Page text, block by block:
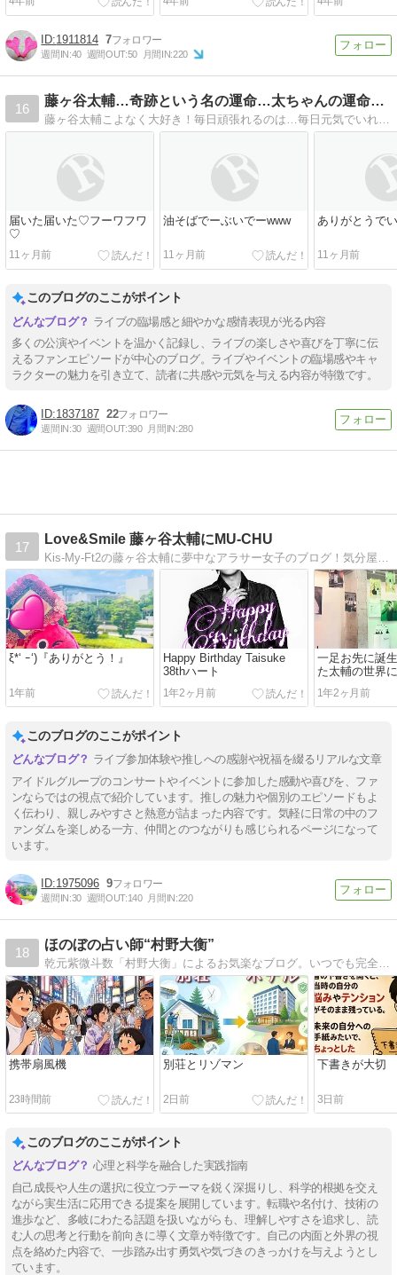
1911814 7
週間IN:40 週間OUT:50 月間IN:220
16
藤ヶ谷太輔…奇跡という名の運命…太ちゃんの運命girl…
藤ヶ谷太輔こよなく大好き！毎日頑張れるのは…毎日元気でいれるのは全部太ちゃんのお陰…太ちゃんがいてくれるから…さぉリンゴはいます！
届いた届いた♡フーワフワ
♡
11ヶ月前
油そばでーぶいでーwww
11ヶ月前
ありがとうで
11ヶ月前
このブログのここがポイント
ライブの臨場感と細やかな感情表現が光る内容
多くの公演やイベントを温かく記録し、ライブの楽しさや喜びを丁寧に伝
えるファンエピソードが中心のブログ。ライブやイベントの臨場感やキャ
ラクターの魅力を引き立て、読者に共感や元気を与える内容が特徴です。
1837187 22
週間IN:30 週間OUT:390 月間IN:280
17
Love&Smile 藤ヶ谷太輔にMU-CHU
ξ*‘ ｰ‘)『ありがとう！』
1年前
Happy Birthday Taisuke
38thハート
1年2ヶ月前
一足お先に誕
た太輔の世界
て…
1年2ヶ月前
このブログのここがポイント
ライブ参加体験や推しへの感謝や祝福を綴るリアルな文章
アイドルグループのコンサートやイベントに参加した感動や喜びを、ファ
ンならではの視点で紹介しています。推しの魅力や個別のエピソードもよ
く伝わり、親しみやすさと熱意が詰まった内容です。気軽に日常の中のフ
ァンダムを楽しめる一方、仲間とのつながりも感じられるページになって
います。
1975096 9
週間IN:30 週間OUT:140 月間IN:220
18
ほのぼの占い師“村野大衡”
乾元紫微斗数「村野大衡」によるお気楽なブログ。いつでも完全マイウェイ！
携帯扇風機
23時間前
別荘とリゾマン
2日前
下書きが大切
3日前
このブログのここがポイント
心理と科学を融合した実践指南
自己成長や人生の選択に役立つテーマを鋭く深掘りし、科学的根拠を交え
ながら実生活に応用できる提案を展開しています。転職や名付け、技術の
進歩など、多岐にわたる話題を扱いながらも、理解しやすさを追求し、読
む人の思考と行動を前向きに導く文章が特徴です。自己の内面と外界の視
点を絡めた内容で、一歩踏み出す勇気や気づきのきっかけを与えようとし
ています。